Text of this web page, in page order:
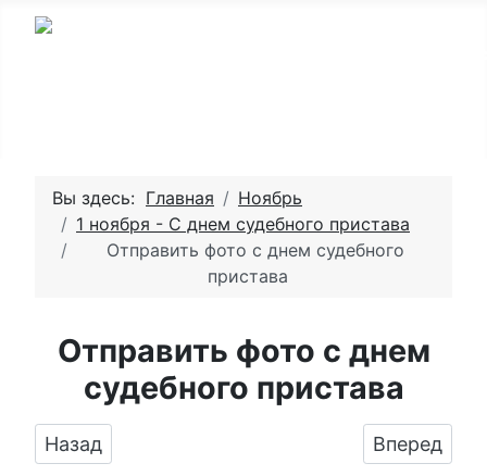
Вы здесь: Главная
Ноябрь
1 ноября - С днем судебного пристава
Отправить фото с днем судебного
пристава
Отправить фото с днем
судебного пристава
Предыдущий: Бесплатно сохранить
Назад Вперед